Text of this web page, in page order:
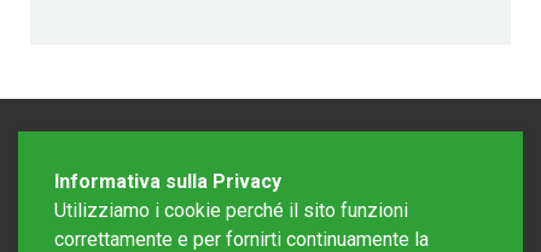
Informativa sulla Privacy
Utilizziamo i cookie perché il sito funzioni
correttamente e per fornirti continuamente la